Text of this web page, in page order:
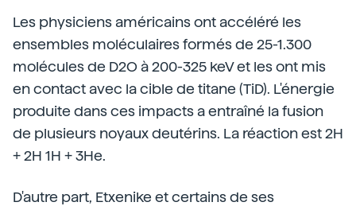
Les physiciens américains ont accéléré les
ensembles moléculaires formés de 25-1.300
molécules de D2O à 200-325 keV et les ont mis
en contact avec la cible de titane (TiD). L'énergie
produite dans ces impacts a entraîné la fusion
de plusieurs noyaux deutérins. La réaction est 2H
+ 2H 1H + 3He.
D'autre part, Etxenike et certains de ses